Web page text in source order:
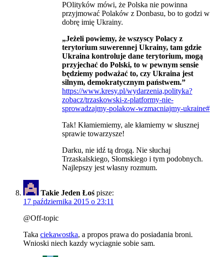
POlityków mówi, że Polska nie powinna
przyjmować Polaków z Donbasu, bo to godzi w
dobrę imię Ukrainy.
„Jeżeli powiemy, że wszyscy Polacy z
terytorium suwerennej Ukrainy, tam gdzie
Ukraina kontroluje dane terytorium, mogą
przyjechać do Polski, to w pewnym sensie
będziemy podważać to, czy Ukraina jest
silnym, demokratycznym państwem.”
https://www.kresy.pl/wydarzenia,polityka?
zobacz/trzaskowski-z-platformy-nie-
sprowadzajmy-polakow-wzmacniajmy-ukraine#
Tak! Kłamiemiemy, ale kłamiemy w słusznej
sprawie towarzysze!
Darku, nie idź tą drogą. Nie słuchaj
Trzaskalskiego, Słomskiego i tym podobnych.
Najlepszy jest własny rozmum.
Takie Jeden Łoś pisze:
17 października 2015 o 23:11
@Off-topic
Taka ciekawostka, a propos prawa do posiadania broni.
Wnioski niech kazdy wyciagnie sobie sam.